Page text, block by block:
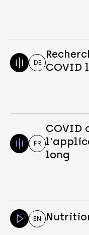
DE
COVID
FR
COVID
long
EN